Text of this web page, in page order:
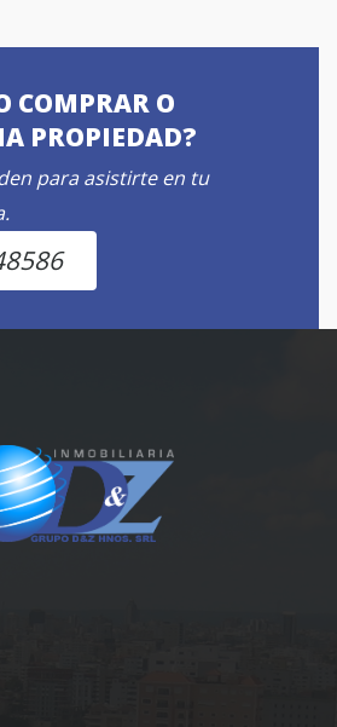
COMPRAR O
PROPIEDAD?
para asistirte en tu